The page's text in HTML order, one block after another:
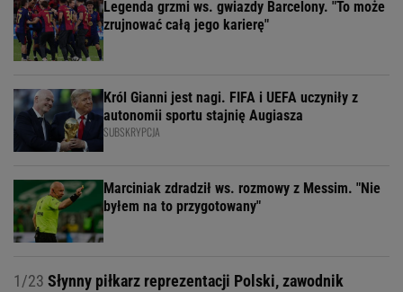
Legenda grzmi ws. gwiazdy Barcelony. "To może
zrujnować całą jego karierę"
Król Gianni jest nagi. FIFA i UEFA uczyniły z
autonomii sportu stajnię Augiasza
SUBSKRYPCJA
Marciniak zdradził ws. rozmowy z Messim. "Nie
byłem na to przygotowany"
1/23 Słynny piłkarz reprezentacji Polski, zawodnik